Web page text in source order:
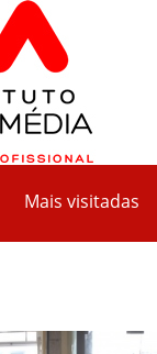
Mais visitadas